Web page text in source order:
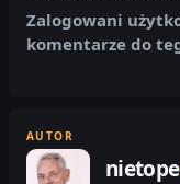
Zalogowani
komentarze do
AUTOR